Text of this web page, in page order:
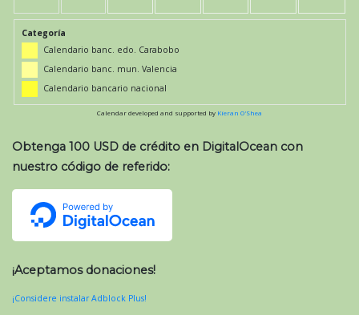
Categoría
Calendario banc. edo. Carabobo
Calendario banc. mun. Valencia
Calendario bancario nacional
Calendar developed and supported by Kieran O'Shea
Obtenga 100 USD de crédito en DigitalOcean con
nuestro código de referido:
¡Aceptamos donaciones!
¡Considere instalar Adblock Plus!